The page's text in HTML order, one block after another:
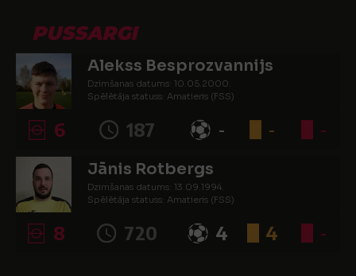
PUSSARGI
Alekss Besprozvannijs
Dzimšanas datums: 10.05.2000.
Spēlētāja statuss: Amatieris (FSS)
6 187 - - -
Jānis Rotbergs
Dzimšanas datums: 13.09.1994.
Spēlētāja statuss: Amatieris (FSS)
8 720 4 4 -